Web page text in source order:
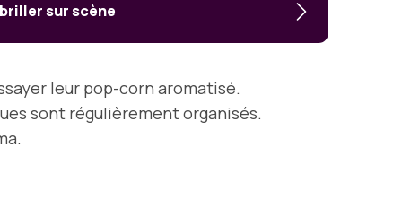
sur scène
leur pop-corn aromatisé.
sont régulièrement organisés.